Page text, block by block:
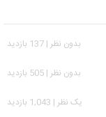
بدون نظر | 137 بازدید
بدون نظر | 505 بازدید
يک نظر | 1,043 بازدید